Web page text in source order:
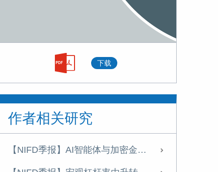
下载
作者相关研究
【NIFD季报】AI智能体与加密金融加速融合——2026年上半年股票市场分析报告